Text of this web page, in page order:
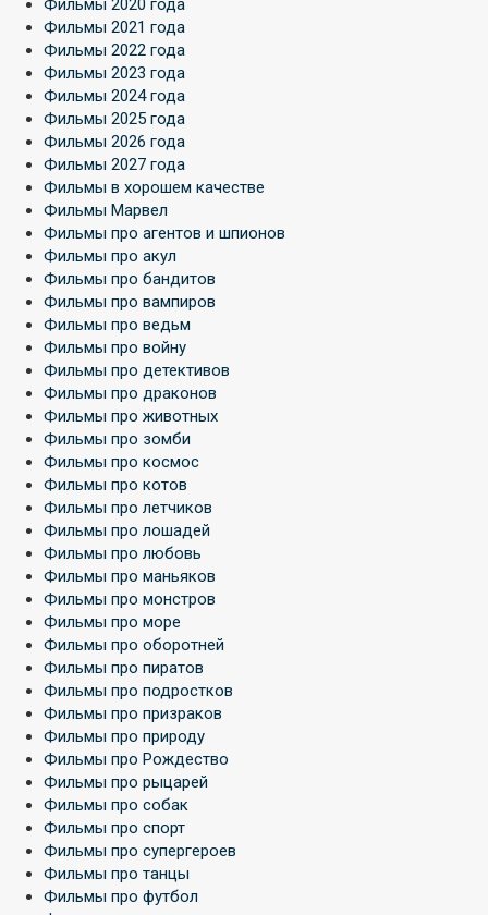
Фильмы 2021 года
Фильмы 2022 года
Фильмы 2023 года
Фильмы 2024 года
Фильмы 2025 года
Фильмы 2026 года
Фильмы 2027 года
Фильмы в хорошем качестве
Фильмы Марвел
Фильмы про агентов и шпионов
Фильмы про акул
Фильмы про бандитов
Фильмы про вампиров
Фильмы про ведьм
Фильмы про войну
Фильмы про детективов
Фильмы про драконов
Фильмы про животных
Фильмы про зомби
Фильмы про космос
Фильмы про котов
Фильмы про летчиков
Фильмы про лошадей
Фильмы про любовь
Фильмы про маньяков
Фильмы про монстров
Фильмы про море
Фильмы про оборотней
Фильмы про пиратов
Фильмы про подростков
Фильмы про призраков
Фильмы про природу
Фильмы про Рождество
Фильмы про рыцарей
Фильмы про собак
Фильмы про спорт
Фильмы про супергероев
Фильмы про танцы
Фильмы про футбол